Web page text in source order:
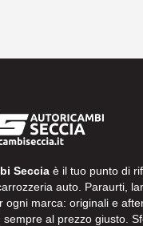
Seccia è il tuo punto di
auto. Paraurti,
ogni marca: originali e
sempre al prezzo giusto.